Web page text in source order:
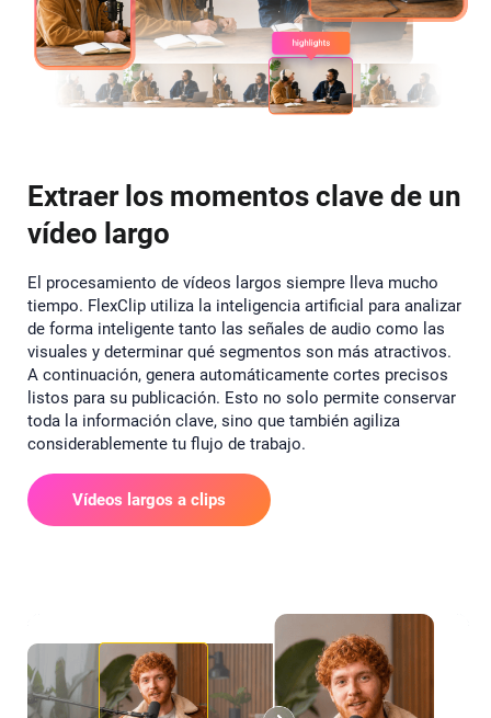
Extraer los momentos clave de un
vídeo largo
El procesamiento de vídeos largos siempre lleva mucho
tiempo. FlexClip utiliza la inteligencia artificial para analizar
de forma inteligente tanto las señales de audio como las
visuales y determinar qué segmentos son más atractivos.
A continuación, genera automáticamente cortes precisos
listos para su publicación. Esto no solo permite conservar
toda la información clave, sino que también agiliza
considerablemente tu flujo de trabajo.
Vídeos largos a clips